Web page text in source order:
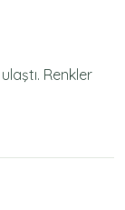
Renkler